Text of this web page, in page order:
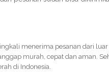
menerima pesanan dari luar
murah, cepat dan aman.
di Indonesia.